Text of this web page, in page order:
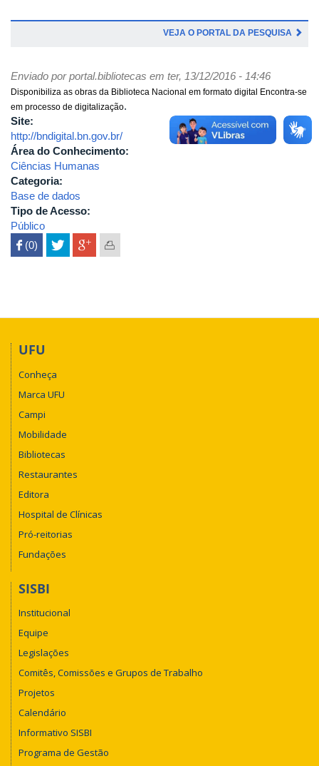
VEJA O PORTAL DA PESQUISA
Enviado porportal.bibliotecas em ter, 13/12/2016 - 14:46
Disponibiliza as obras da Biblioteca Nacional em formato digital Encontra-se
em processo de digitalização.
Site:
http://bndigital.bn.gov.br/
Área do Conhecimento:
Ciências Humanas
Categoria:
Base de dados
Tipo de Acesso:
Público
 (0)
UFU
Conheça
Marca UFU
Campi
Mobilidade
Bibliotecas
Restaurantes
Editora
Hospital de Clínicas
Pró-reitorias
Fundações
SISBI
Institucional
Equipe
Legislações
Comitês, Comissões e Grupos de Trabalho
Projetos
Calendário
Informativo SISBI
Programa de Gestão